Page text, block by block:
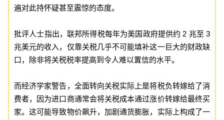
遍对此持怀疑甚至震惊的态度。
批评人士指出，联邦所得税每年为美国政府提供约 2 兆至 3
兆美元的收入，仅靠关税几乎不可能填补这一巨大的财政缺
口，除非将关税税率提高到令人难以置信的水平。
而经济学家警告，全面转向关税实际上是将税负转嫁给了消
费者，因为进口商通常会将关税成本通过涨价转嫁给最终买
家。这可能导致物价飙升，加剧通货膨胀，实际上构成了一